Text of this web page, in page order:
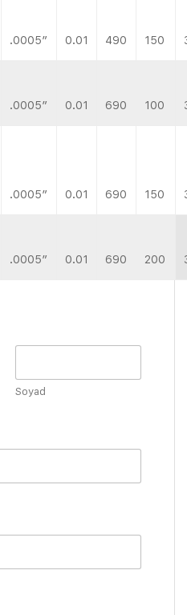
.0005″ 0.01 490 150
.0005″ 0.01 690 100
.0005″ 0.01 690 150
.0005″ 0.01 690 200
Soyad